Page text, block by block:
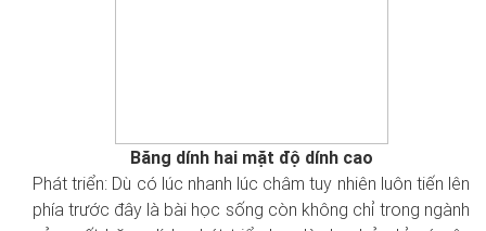
Băng dính hai mặt độ dính cao
Phát triển: Dù có lúc nhanh lúc châm tuy nhiên luôn tiến lên
phía trước đây là bài học sống còn không chỉ trong ngành